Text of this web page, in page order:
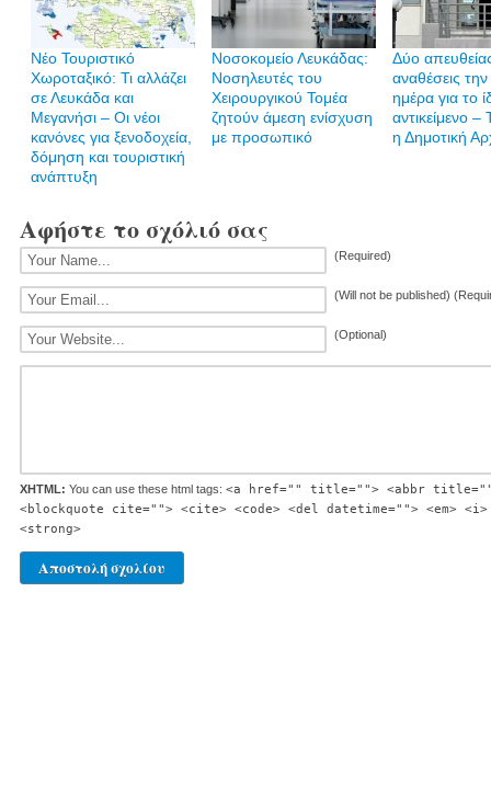
Νέο Τουριστικό
Χωροταξικό: Τι αλλάζει
σε Λευκάδα και
Μεγανήσι – Οι νέοι
κανόνες για ξενοδοχεία,
δόμηση και τουριστική
ανάπτυξη
Νοσοκομείο Λευκάδας:
Νοσηλευτές του
Χειρουργικού Τομέα
ζητούν άμεση ενίσχυση
με προσωπικό
Δύο
αναθέσεις την
ημέρα για το
αντικείμενο –
η Δημοτική
Αφήστε το σχόλιό σας
(Required)
(Will not be published)
(Optional)
XHTML: You can use these html tags: <a href="" title=""> <abbr
<blockquote cite=""> <cite> <code> <del datetime=""> <em>
<strong>